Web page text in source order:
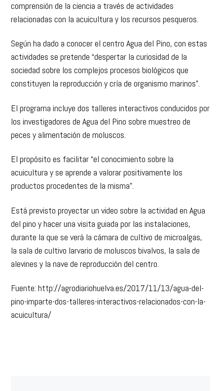
comprensión de la ciencia a través de actividades
relacionadas con la acuicultura y los recursos pesqueros.
Según ha dado a conocer el centro Agua del Pino, con estas
actividades se pretende “despertar la curiosidad de la
sociedad sobre los complejos procesos biológicos que
constituyen la reproducción y cría de organismo marinos”.
El programa incluye dos talleres interactivos conducidos por
los investigadores de Agua del Pino sobre muestreo de
peces y alimentación de moluscos.
El propósito es facilitar “el conocimiento sobre la
acuicultura y se aprende a valorar positivamente los
productos procedentes de la misma”.
Está previsto proyectar un video sobre la actividad en Agua
del pino y hacer una visita guiada por las instalaciones,
durante la que se verá la cámara de cultivo de microalgas,
la sala de cultivo larvario de moluscos bivalvos, la sala de
alevines y la nave de reproducción del centro.
Fuente: http://agrodiariohuelva.es/2017/11/13/agua-del-
pino-imparte-dos-talleres-interactivos-relacionados-con-la-
acuicultura/